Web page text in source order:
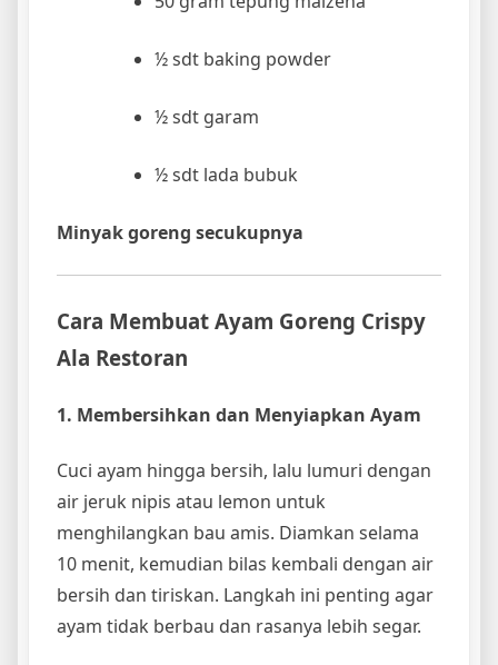
½ sdt baking powder
½ sdt garam
½ sdt lada bubuk
Minyak goreng secukupnya
Cara Membuat Ayam Goreng Crispy
Ala Restoran
1. Membersihkan dan Menyiapkan Ayam
Cuci ayam hingga bersih, lalu lumuri dengan
air jeruk nipis atau lemon untuk
menghilangkan bau amis. Diamkan selama
10 menit, kemudian bilas kembali dengan air
bersih dan tiriskan. Langkah ini penting agar
ayam tidak berbau dan rasanya lebih segar.